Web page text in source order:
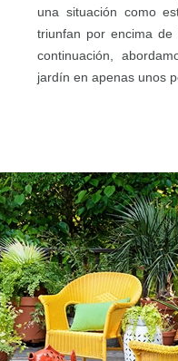
una situación como
triunfan por encima
continuación,
jardín en apenas unos